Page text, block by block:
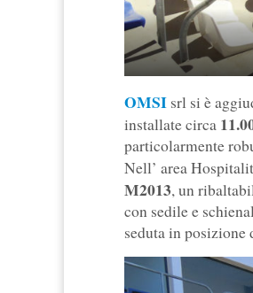
OMSI srl si è
installate circa
particolarmente
Nell’ area
M2013, un
con sedile e
seduta in